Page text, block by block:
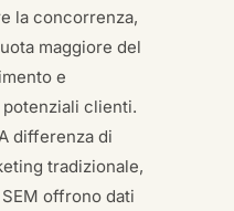
la concorrenza,
maggiore del
e
clienti.
differenza di
tradizionale,
offrono dati